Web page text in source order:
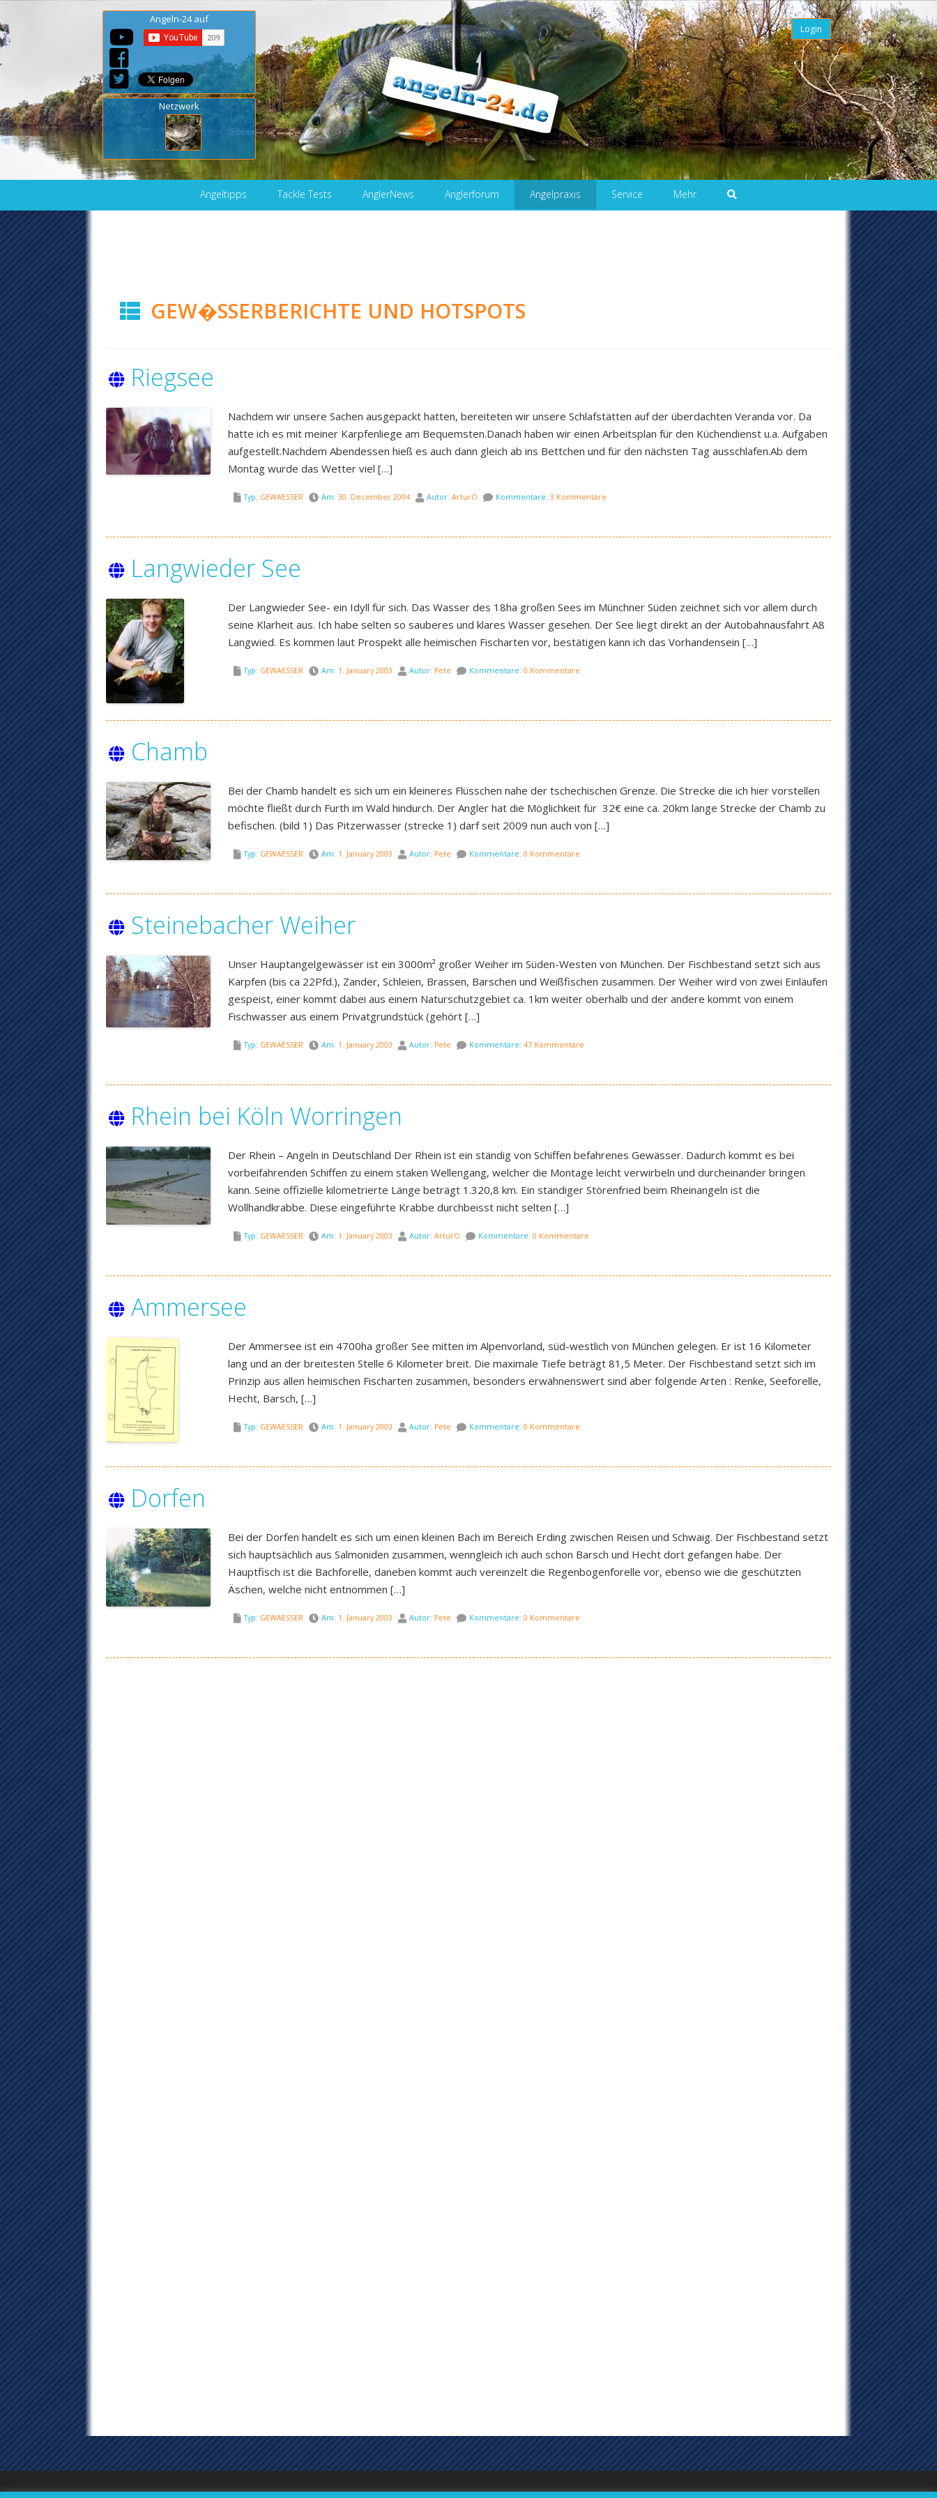
Login
Angeln-24 auf
Netzwerk
Angeltipps Tackle Tests AnglerNews Anglerforum Angelpraxis Service Mehr
GEW�SSERBERICHTE UND HOTSPOTS
Riegsee
Nachdem wir unsere Sachen ausgepackt hatten, bereiteten wir unsere Schlafstätten auf der überdachten Veranda vor. Da
hatte ich es mit meiner Karpfenliege am Bequemsten.Danach haben wir einen Arbeitsplan für den Küchendienst u.a. Aufgaben
aufgestellt.Nachdem Abendessen hieß es auch dann gleich ab ins Bettchen und für den nächsten Tag ausschlafen.Ab dem
Montag wurde das Wetter viel […]
Typ: GEWAESSER Am: 30. December 2004 Autor: ArturO Kommentare: 3 Kommentare
Langwieder See
Der Langwieder See- ein Idyll für sich. Das Wasser des 18ha großen Sees im Münchner Süden zeichnet sich vor allem durch
seine Klarheit aus. Ich habe selten so sauberes und klares Wasser gesehen. Der See liegt direkt an der Autobahnausfahrt A8
Langwied. Es kommen laut Prospekt alle heimischen Fischarten vor, bestätigen kann ich das Vorhandensein […]
Typ: GEWAESSER Am: 1. January 2003 Autor: Pete Kommentare: 0 Kommentare
Chamb
Bei der Chamb handelt es sich um ein kleineres Flüsschen nahe der tschechischen Grenze. Die Strecke die ich hier vorstellen
möchte fließt durch Furth im Wald hindurch. Der Angler hat die Möglichkeit für 32€ eine ca. 20km lange Strecke der Chamb zu
befischen. (bild 1) Das Pitzerwasser (strecke 1) darf seit 2009 nun auch von […]
Typ: GEWAESSER Am: 1. January 2003 Autor: Pete Kommentare: 0 Kommentare
Steinebacher Weiher
Unser Hauptangelgewässer ist ein 3000m² großer Weiher im Süden-Westen von München. Der Fischbestand setzt sich aus
Karpfen (bis ca 22Pfd.), Zander, Schleien, Brassen, Barschen und Weißfischen zusammen. Der Weiher wird von zwei Einläufen
gespeist, einer kommt dabei aus einem Naturschutzgebiet ca. 1km weiter oberhalb und der andere kommt von einem
Fischwasser aus einem Privatgrundstück (gehört […]
Typ: GEWAESSER Am: 1. January 2003 Autor: Pete Kommentare: 47 Kommentare
Rhein bei Köln Worringen
Der Rhein – Angeln in Deutschland Der Rhein ist ein ständig von Schiffen befahrenes Gewässer. Dadurch kommt es bei
vorbeifahrenden Schiffen zu einem staken Wellengang, welcher die Montage leicht verwirbeln und durcheinander bringen
kann. Seine offizielle kilometrierte Länge beträgt 1.320,8 km. Ein ständiger Störenfried beim Rheinangeln ist die
Wollhandkrabbe. Diese eingeführte Krabbe durchbeisst nicht selten […]
Typ: GEWAESSER Am: 1. January 2003 Autor: ArturO Kommentare: 0 Kommentare
Ammersee
Der Ammersee ist ein 4700ha großer See mitten im Alpenvorland, süd-westlich von München gelegen. Er ist 16 Kilometer
lang und an der breitesten Stelle 6 Kilometer breit. Die maximale Tiefe beträgt 81,5 Meter. Der Fischbestand setzt sich im
Prinzip aus allen heimischen Fischarten zusammen, besonders erwähnenswert sind aber folgende Arten : Renke, Seeforelle,
Hecht, Barsch, […]
Typ: GEWAESSER Am: 1. January 2003 Autor: Pete Kommentare: 0 Kommentare
Dorfen
Bei der Dorfen handelt es sich um einen kleinen Bach im Bereich Erding zwischen Reisen und Schwaig. Der Fischbestand setzt
sich hauptsächlich aus Salmoniden zusammen, wenngleich ich auch schon Barsch und Hecht dort gefangen habe. Der
Hauptfisch ist die Bachforelle, daneben kommt auch vereinzelt die Regenbogenforelle vor, ebenso wie die geschützten
Äschen, welche nicht entnommen […]
Typ: GEWAESSER Am: 1. January 2003 Autor: Pete Kommentare: 0 Kommentare